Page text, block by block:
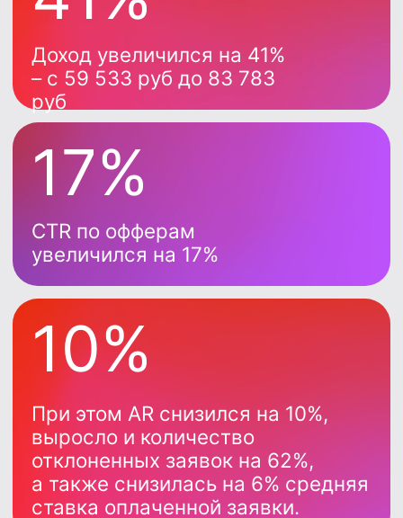
источников еще
сочетание продуктов?
Экосистема СРА
Продукты, которые
ускоряют рост
и увеличивают доход
Меню